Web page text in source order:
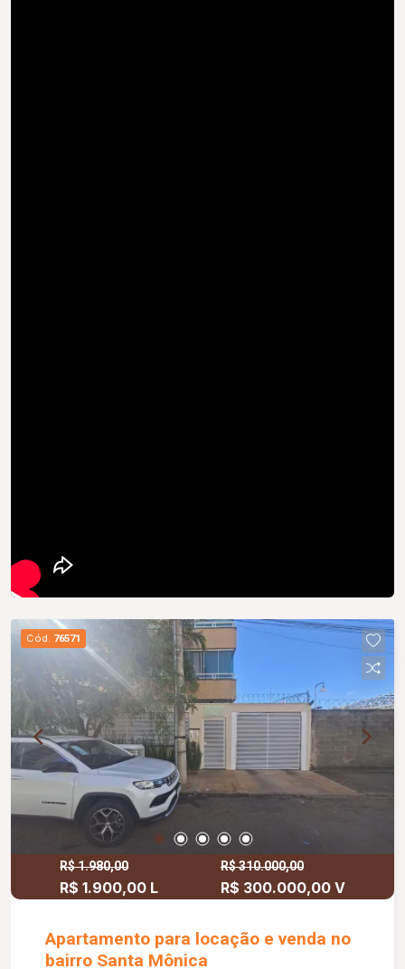
Cód. 76571
R$ 1.980,00
R$ 1.900,00 L
R$ 310.000,00
R$ 300.000,00 V
Apartamento para locação e venda no
bairro Santa Mônica